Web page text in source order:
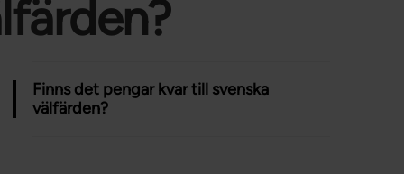
Finns det pengar kvar till svenska
välfärden?